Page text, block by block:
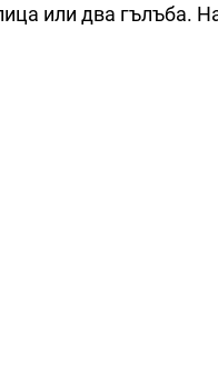
или два гълъба.